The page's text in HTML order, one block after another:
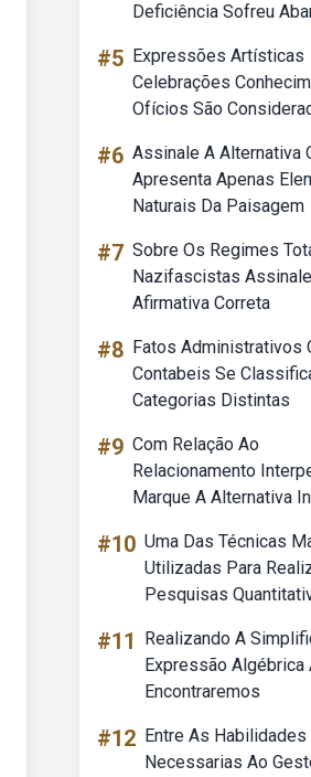
Deficiência Sofreu
#5 Expressões Artísticas
Celebrações
Ofícios São
#6 Assinale A Alternativa
Apresenta Apenas
Naturais Da Paisagem
#7 Sobre Os Regimes
Nazifascistas
Afirmativa Correta
#8 Fatos Administrativos
Contabeis Se
Categorias Distintas
#9 Com Relação Ao
Relacionamento
Marque A Alternativa
#10 Uma Das Técnicas
Utilizadas Para
Pesquisas
#11
Realizando A
Expressão Algébrica
Encontraremos
#12 Entre As Habilidades
Necessarias Ao